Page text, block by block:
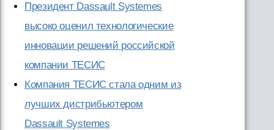
Президент Dassault Systemes
высоко оценил технологические
инновации решений российской
компании ТЕСИС
Компания ТЕСИС стала одним из
лучших дистрибьютером
Dassault Systemes